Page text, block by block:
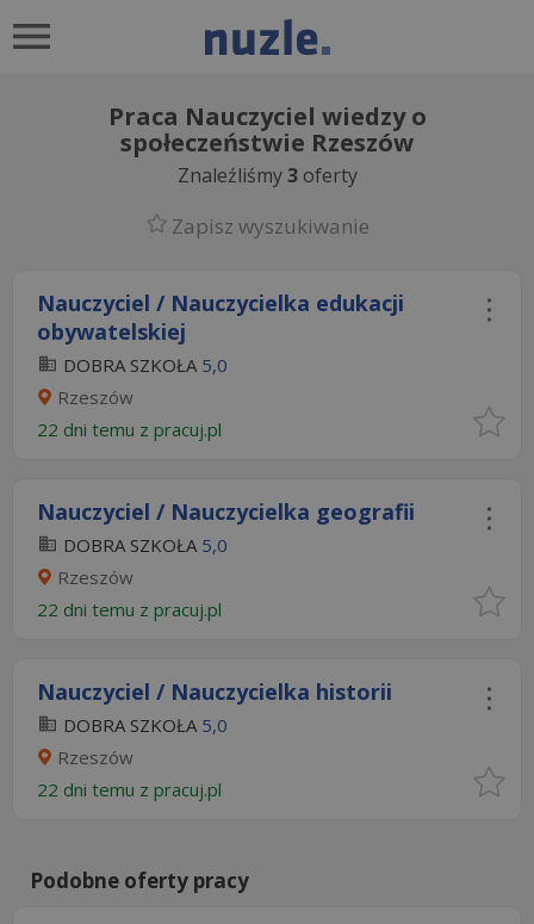
Praca Nauczyciel wiedzy o
społeczeństwie Rzeszów
Znaleźliśmy3oferty
Zapisz wyszukiwanie
Nauczyciel / Nauczycielka edukacji
obywatelskiej
DOBRA SZKOŁA 5,0
Rzeszów
22 dni temu z pracuj.pl
Nauczyciel / Nauczycielka geografii
DOBRA SZKOŁA 5,0
Rzeszów
22 dni temu z pracuj.pl
Nauczyciel / Nauczycielka historii
DOBRA SZKOŁA 5,0
Rzeszów
22 dni temu z pracuj.pl
Podobne oferty pracy